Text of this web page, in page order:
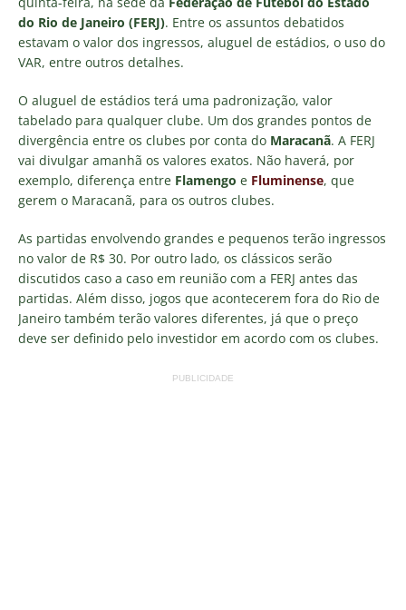
do Rio de Janeiro (FERJ). Entre os assuntos debatidos
estavam o valor dos ingressos, aluguel de estádios, o uso do
VAR, entre outros detalhes.
O aluguel de estádios terá uma padronização, valor
tabelado para qualquer clube. Um dos grandes pontos de
divergência entre os clubes por conta do Maracanã. A FERJ
vai divulgar amanhã os valores exatos. Não haverá, por
exemplo, diferença entre Flamengo e Fluminense, que
gerem o Maracanã, para os outros clubes.
As partidas envolvendo grandes e pequenos terão ingressos
no valor de R$ 30. Por outro lado, os clássicos serão
discutidos caso a caso em reunião com a FERJ antes das
partidas. Além disso, jogos que acontecerem fora do Rio de
Janeiro também terão valores diferentes, já que o preço
deve ser definido pelo investidor em acordo com os clubes.
PUBLICIDADE